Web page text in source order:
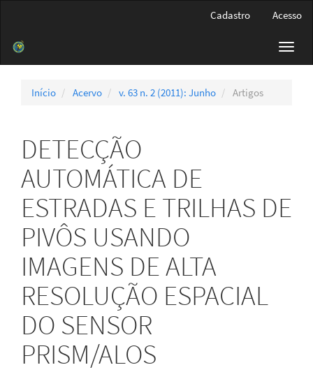
Barra
Cadastro Acesso
Início Acervo v. 63 n. 2 (2011): Junho Artigos
DETECÇÃO
AUTOMÁTICA DE
ESTRADAS E TRILHAS DE
PIVÔS USANDO
IMAGENS DE ALTA
RESOLUÇÃO ESPACIAL
DO SENSOR
PRISM/ALOS